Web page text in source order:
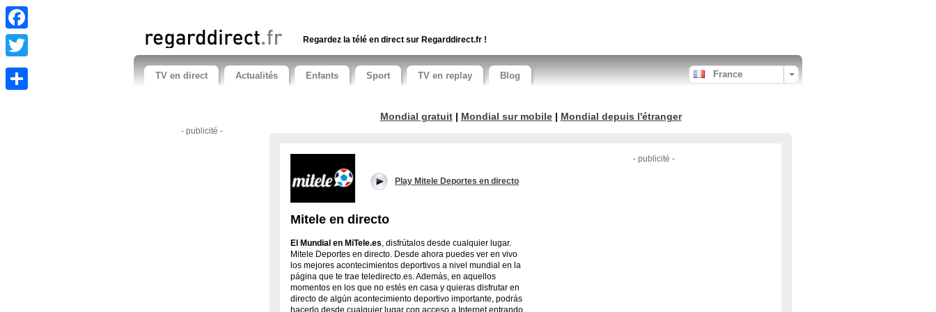
Facebook
Twitter
Regardez la télé en direct sur Regarddirect.fr !
TV en direct Actualités Enfants Sport TV en replay Blog France
- publicité -
Mondial gratuit| Mondial sur mobile| Mondial depuis l'étranger
- publicité -
Play Mitele Deportes en directo
Mitele en directo
El Mundial en MiTele.es, disfrútalos desde cualquier lugar.
Mitele Deportes en directo. Desde ahora puedes ver en vivo
los mejores acontecimientos deportivos a nivel mundial en la
página que te trae teledirecto.es. Además, en aquellos
momentos en los que no estés en casa y quieras disfrutar en
directo de algún acontecimiento deportivo importante, podrás
hacerlo desde cualquier lugar con acceso a Internet entrando